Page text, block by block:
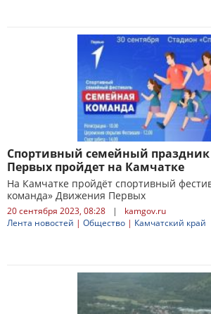
Спортивный семейный
Первых пройдет на Камчатке
На Камчатке пройдёт спортивный
команда» Движения Первых
20 сентября 2023, 08:28 |
kamgov.ru
Лента новостей | Общество | Камчатский край